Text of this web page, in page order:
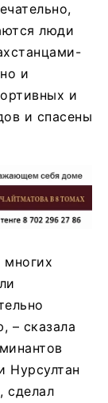
люди
и
и
и спасены
– сказала
Нурсултан
сделал